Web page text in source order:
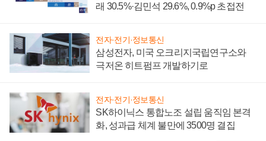
래 30.5%·김민석 29.6%, 0.9%p 초접전
전자·전기·정보통신
삼성전자, 미국 오크리지국립연구소와
극저온 히트펌프 개발하기로
전자·전기·정보통신
SK하이닉스 통합노조 설립 움직임 본격
화, 성과급 체계 불만에 3500명 결집